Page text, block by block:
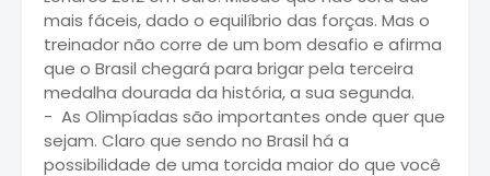
mais fáceis, dado o equilíbrio das forças. Mas o
treinador não corre de um bom desafio e afirma
que o Brasil chegará para brigar pela terceira
medalha dourada da história, a sua segunda.
- As Olimpíadas são importantes onde quer que
sejam. Claro que sendo no Brasil há a
possibilidade de uma torcida maior do que você